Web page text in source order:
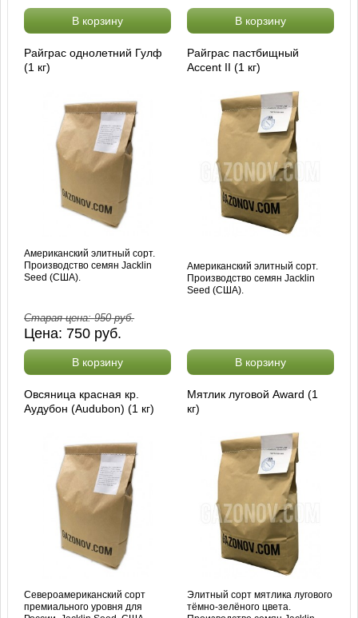
В корзину В корзину
Райграс однолетний Гулф
(1 кг)
Американский элитный сорт.
Производство семян Jacklin
Seed (США).
Старая цена:950руб.
Цена: 750 руб.
В корзину
Райграс пастбищный
Accent II (1 кг)
Американский элитный сорт.
Производство семян Jacklin
Seed (США).
В корзину
Овсяница красная кр.
Аудубон (Audubon) (1 кг)
Североамериканский сорт
премиального уровня для
Мятлик луговой Award (1
кг)
Элитный сорт мятлика лугового
тёмно-зелёного цвета.